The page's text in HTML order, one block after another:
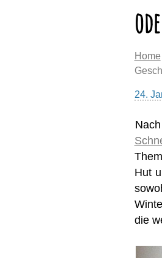
Home
24.
Hut
die